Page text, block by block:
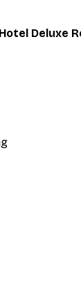
Deluxe